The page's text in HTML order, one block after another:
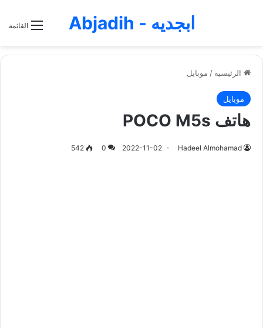
القائمة ابجديه - Abjadih
الرئيسية / موبايل
موبايل
هاتف POCO M5s
Hadeel Almohamad
2022-11-02
0
542